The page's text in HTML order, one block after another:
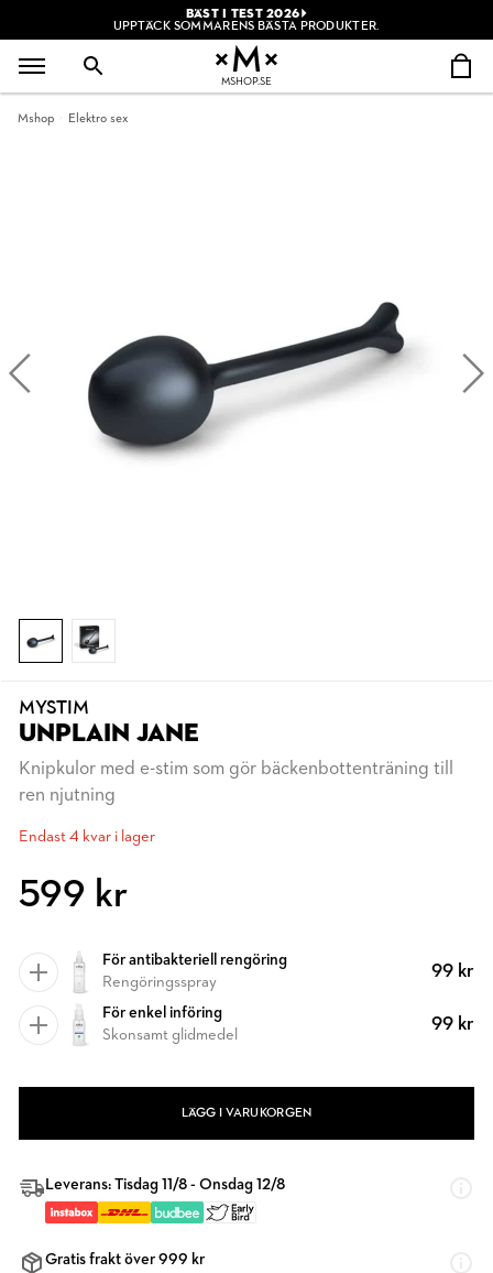
BÄST I TEST 2026
UPPTÄCK SOMMARENS BÄSTA PRODUKTER.
MSHOP.SE
Mshop Elektro sex
MYSTIM
UNPLAIN JANE
Knipkulor med e-stim som gör bäckenbottenträning till
ren njutning
Endast 4 kvar i lager
599 kr
För antibakteriell rengöring
Rengöringsspray
99 kr
För enkel införing
Skonsamt glidmedel
99 kr
LÄGG I VARUKORGEN
Leverans: Tisdag 11/8 - Onsdag 12/8
Gratis frakt över 999 kr